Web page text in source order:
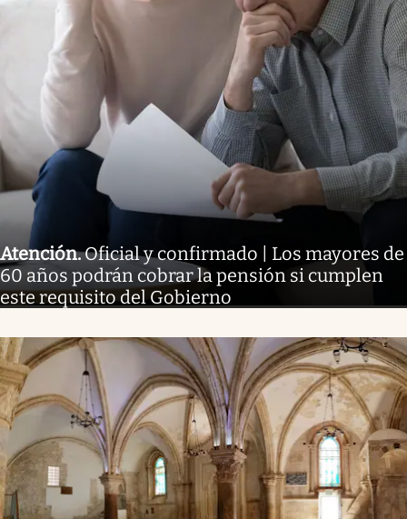
Atención.Oficial y confirmado | Los mayores de
60 años podrán cobrar la pensión si cumplen
este requisito del Gobierno